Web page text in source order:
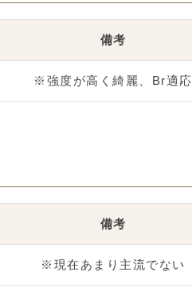
備考
※強度が高く綺麗、Br適応
備考
※現在あまり主流でない